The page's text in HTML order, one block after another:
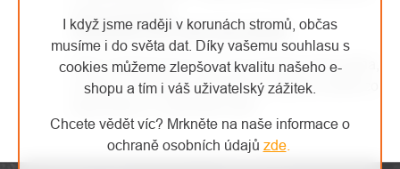
I když jsme raději v korunách stromů, občas
musíme i do světa dat. Díky vašemu souhlasu s
cookies můžeme zlepšovat kvalitu našeho e-
shopu a tím i váš uživatelský zážitek.
Chcete vědět víc? Mrkněte na naše informace o
ochraně osobních údajů zde.
JEDNODUCHÉ VRÁCENÍ ZBOŽÍ
Vaše spokojenost je pro nás prioritou číslo jedna,
a proto se případné reklamace snažíme vyřídit co